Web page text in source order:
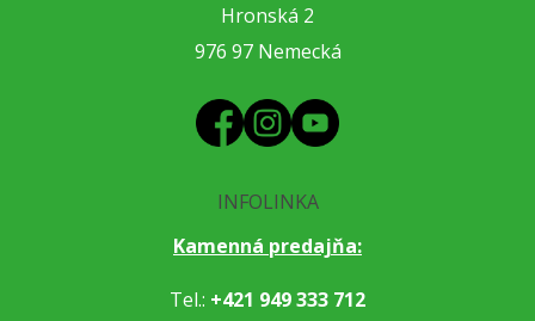
Hronská 2
976 97 Nemecká
INFOLINKA
Kamenná predajňa:
Tel.: +421 949 333 712